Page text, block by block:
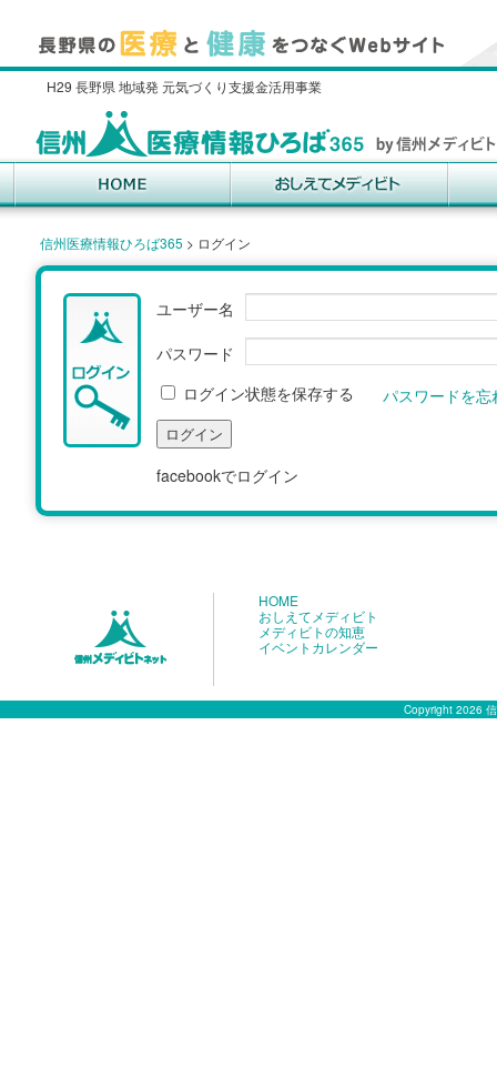
H29 長野県 地域発 元気づくり支援金活用事業
信州医療情報ひろば365 > ログイン
ユーザー名
パスワード
パスワードを
ログイン状態を保存する
facebookでログイン
HOME
おしえてメディビト
メディビトの知恵
イベントカレンダー
Copyright 2026